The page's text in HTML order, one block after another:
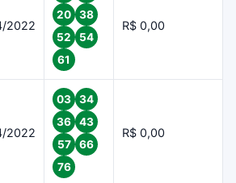
2022
20
38
52
54
61
R$ 0,00
2022
03
34
36
43
57
66
76
R$ 0,00